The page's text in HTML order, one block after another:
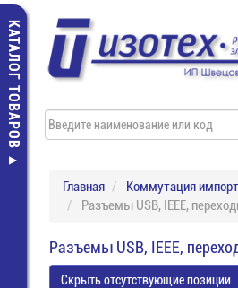
КАТАЛОГ ТОВАРОВ
Главная
Коммутация
Разъемы USB, IEEE,
Разъемы USB, IEEE,
Скрыть отсутствующие позиции